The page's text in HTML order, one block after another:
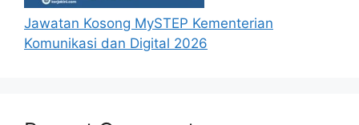
Jawatan Kosong MySTEP Kementerian
Komunikasi dan Digital 2026